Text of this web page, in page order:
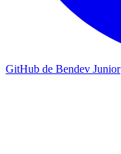
GitHub de Bendev Junior